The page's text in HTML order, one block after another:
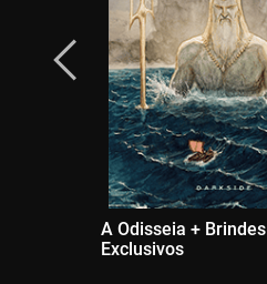
A Odisseia + Brindes
Exclusivos